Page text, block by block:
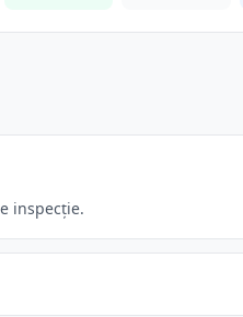
inspecție.